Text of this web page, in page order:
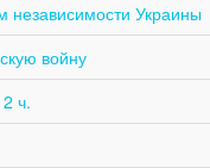
независимости Украины
войну
ч.